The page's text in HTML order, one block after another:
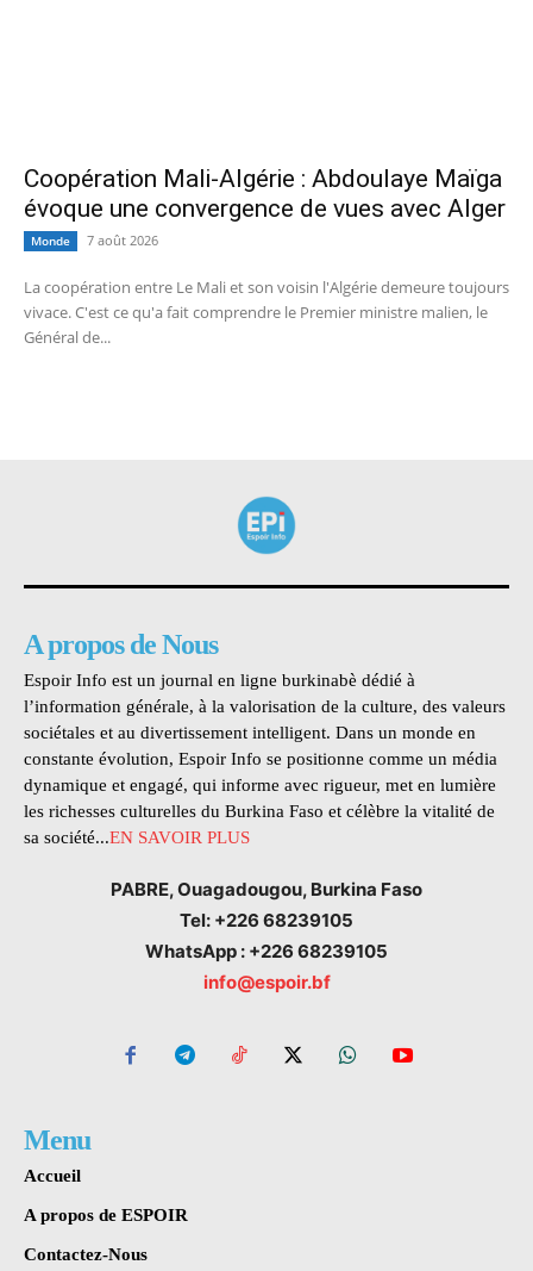
Coopération Mali-Algérie : Abdoulaye Maïga
évoque une convergence de vues avec Alger
Monde 7 août 2026
La coopération entre Le Mali et son voisin l'Algérie demeure toujours
vivace. C'est ce qu'a fait comprendre le Premier ministre malien, le
Général de...
A propos de Nous
Espoir Info est un journal en ligne burkinabè dédié à
l’information générale, à la valorisation de la culture, des valeurs
sociétales et au divertissement intelligent. Dans un monde en
constante évolution, Espoir Info se positionne comme un média
dynamique et engagé, qui informe avec rigueur, met en lumière
les richesses culturelles du Burkina Faso et célèbre la vitalité de
sa société...EN SAVOIR PLUS
PABRE, Ouagadougou, Burkina Faso
Tel: +226 68239105
WhatsApp : +226 68239105
info@espoir.bf
Menu
Accueil
A propos de ESPOIR
Contactez-Nous